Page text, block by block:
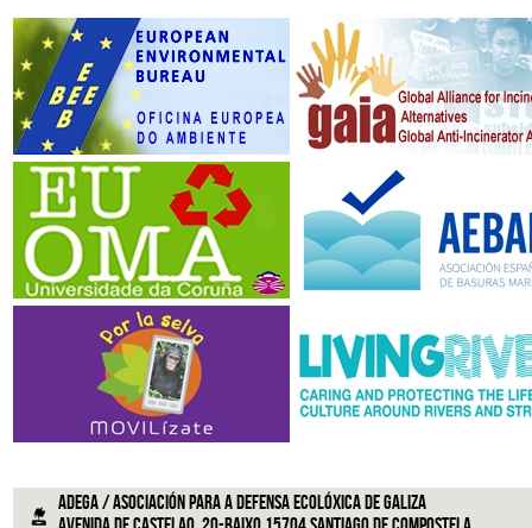
ADEGA / Asociación para a defensa ecolóxica de Galiza